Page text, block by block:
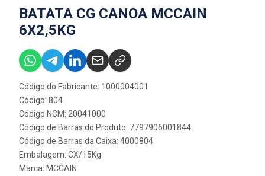
BATATA CG CANOA MCCAIN
6X2,5KG
Código do Fabricante: 1000004001
Código: 804
Código NCM: 20041000
Código de Barras do Produto: 7797906001844
Código de Barras da Caixa: 4000804
Embalagem: CX/15Kg
Marca: MCCAIN